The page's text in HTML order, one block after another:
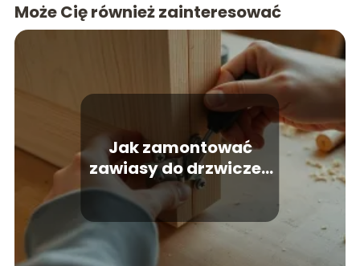
idealne kompendium dla każdego miłośnika
pięknych i funkcjonalnych przestrzeni.
Może Cię również zainteresować
Jak zamontować
zawiasy do drzwiczek
krok po kroku?